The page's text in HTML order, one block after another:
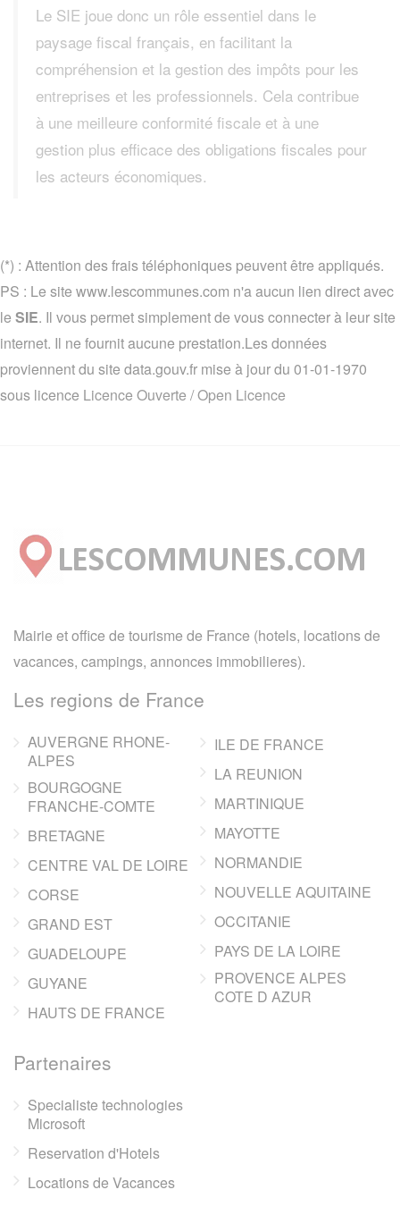
Le SIE joue donc un rôle essentiel dans le
paysage fiscal français, en facilitant la
compréhension et la gestion des impôts pour les
entreprises et les professionnels. Cela contribue
à une meilleure conformité fiscale et à une
gestion plus efficace des obligations fiscales pour
les acteurs économiques.
(*) : Attention des frais téléphoniques peuvent être appliqués.
PS : Le site www.lescommunes.com n'a aucun lien direct avec
le SIE. Il vous permet simplement de vous connecter à leur site
internet. Il ne fournit aucune prestation.Les données
proviennent du site data.gouv.fr mise à jour du 01-01-1970
sous licence Licence Ouverte / Open Licence
Mairie et office de tourisme de France (hotels, locations de
vacances, campings, annonces immobilieres).
Les regions de France
AUVERGNE RHONE-
ALPES
BOURGOGNE
FRANCHE-COMTE
BRETAGNE
CENTRE VAL DE LOIRE
CORSE
GRAND EST
GUADELOUPE
GUYANE
HAUTS DE FRANCE
ILE DE FRANCE
LA REUNION
MARTINIQUE
MAYOTTE
NORMANDIE
NOUVELLE AQUITAINE
OCCITANIE
PAYS DE LA LOIRE
PROVENCE ALPES
COTE D AZUR
Partenaires
Specialiste technologies
Microsoft
Reservation d'Hotels
Locations de Vacances